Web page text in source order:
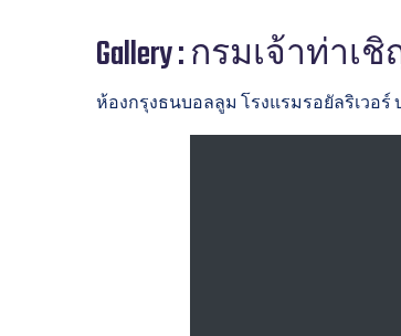
Gallery : กรมเจ้าท่
ห้องกรุงธนบอลลูม โรงแรมรอยัลริเวอร์